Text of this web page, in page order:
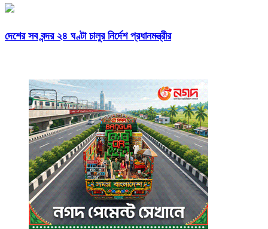
দেশের সব বন্দর ২৪ ঘণ্টা চালুর নির্দেশ প্রধানমন্ত্রীর